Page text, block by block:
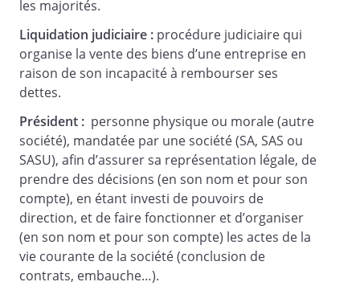
liquidateur, comme à tout autre
liquidateur qui viendrait à être nommé en
remplacement, et sous les seules
restrictions visées ci-après concernant la
cession ou l'apport de tout ou partie de
l'actif, les pouvoirs les plus étendus
suivant la loi pour procéder aux
opérations de liquidation.
Cette résolution, mise aux voix, est
adoptée .
les majorités.
Liquidation judiciaire : procédure judiciaire qui
organise la vente des biens d’une entreprise en
raison de son incapacité à rembourser ses
dettes.
Président : personne physique ou morale (autre
société), mandatée par une société (SA, SAS ou
SASU), afin d’assurer sa représentation légale, de
prendre des décisions (en son nom et pour son
compte), en étant investi de pouvoirs de
direction, et de faire fonctionner et d’organiser
(en son nom et pour son compte) les actes de la
vie courante de la société (conclusion de
contrats, embauche…).